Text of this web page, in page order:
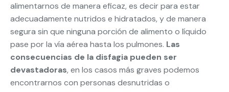
alimentarnos de manera eficaz, es decir para estar
adecuadamente nutridos e hidratados, y de manera
segura sin que ninguna porción de alimento o líquido
pase por la vía aérea hasta los pulmones. Las
consecuencias de la disfagia pueden ser
devastadoras, en los casos más graves podemos
encontrarnos con personas desnutridas o